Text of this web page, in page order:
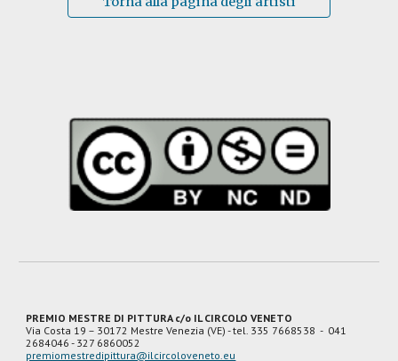
PREMIO MESTRE DI PITTURA c/o IL CIRCOLO VENETO
Via Costa 19 – 30172 Mestre Venezia (VE) - tel. 335 7668538 - 041
2684046 - 327 6860052
premiomestredipittura@ilcircoloveneto.eu